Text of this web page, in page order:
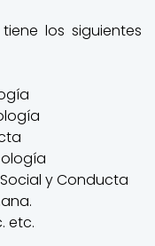
los siguientes
y Conducta
etc.